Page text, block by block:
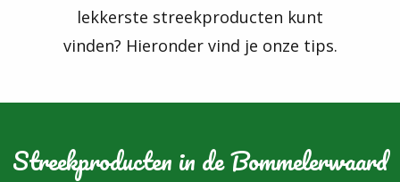
lekkerste streekproducten kunt
vinden? Hieronder vind je onze tips.
Streekproducten in de Bommelerwaard